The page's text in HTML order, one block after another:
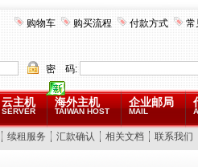
购物车 购买流程 付款方式 常
密 码:
云主机
SERVER
海外主机
TAIWAN HOST
企业邮局
MAIL
续租服务 汇款确认 相关文档 联系我们